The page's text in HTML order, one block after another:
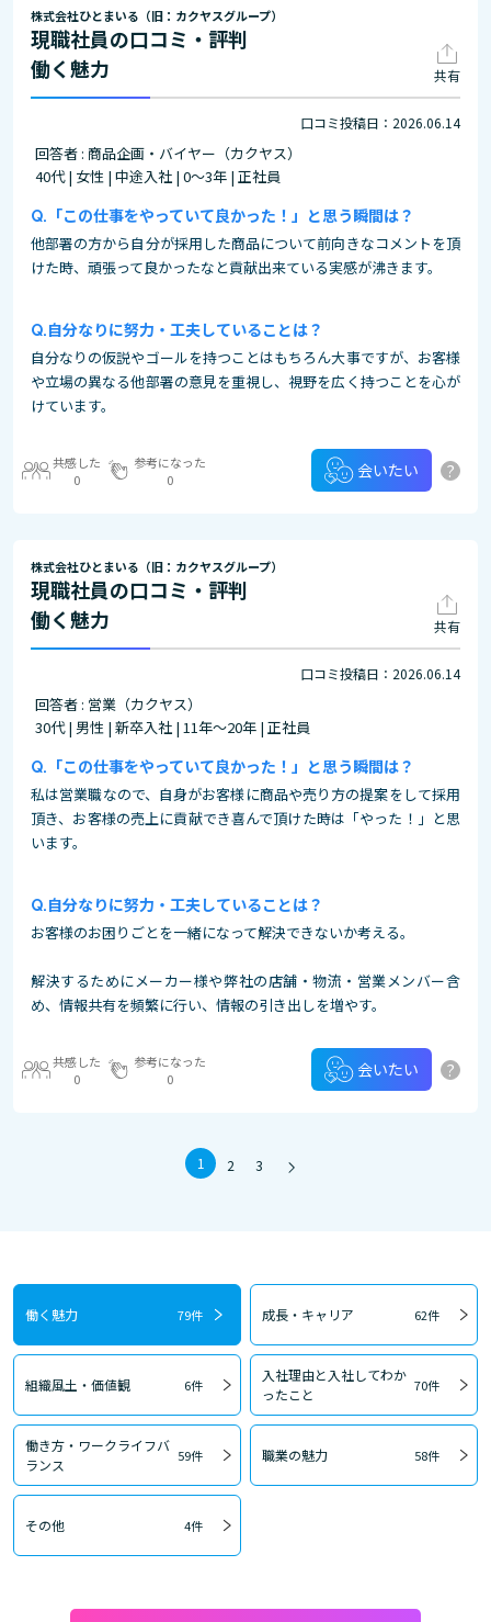
株式会社ひとまいる（旧：カクヤスグループ）
現職社員の口コミ・評判
働く魅力
共有
口コミ投稿日：2026.06.14
回答者 : 商品企画・バイヤー（カクヤス）
40代 | 女性 | 中途入社 | 0～3年 | 正社員
「この仕事をやっていて良かった！」と思う瞬間は？
他部署の方から自分が採用した商品について前向きなコメントを頂
けた時、頑張って良かったなと貢献出来ている実感が沸きます。
自分なりに努力・工夫していることは？
自分なりの仮説やゴールを持つことはもちろん大事ですが、お客様
や立場の異なる他部署の意見を重視し、視野を広く持つことを心が
けています。
共感した
0
参考になった
0
会いたい ?
株式会社ひとまいる（旧：カクヤスグループ）
現職社員の口コミ・評判
働く魅力
共有
口コミ投稿日：2026.06.14
回答者 : 営業（カクヤス）
30代 | 男性 | 新卒入社 | 11年～20年 | 正社員
「この仕事をやっていて良かった！」と思う瞬間は？
私は営業職なので、自身がお客様に商品や売り方の提案をして採用
頂き、お客様の売上に貢献でき喜んで頂けた時は「やった！」と思
います。
自分なりに努力・工夫していることは？
お客様のお困りごとを一緒になって解決できないか考える。
解決するためにメーカー様や弊社の店舗・物流・営業メンバー含
め、情報共有を頻繁に行い、情報の引き出しを増やす。
共感した
0
参考になった
0
会いたい ?
1 2 3
働く魅力 79件 成長・キャリア 62件
組織風土・価値観 6件
入社理由と入社してわか
ったこと
70件
働き方・ワークライフバ
ランス
59件 職業の魅力 58件
その他 4件